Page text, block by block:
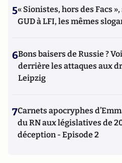
5« Sionistes, hors des Facs
GUD à LFI, les mêmes
6Bons baisers de Russie ?
derrière les attaques aux
Leipzig
7Carnets apocryphes
du RN aux législatives de
déception - Episode 2